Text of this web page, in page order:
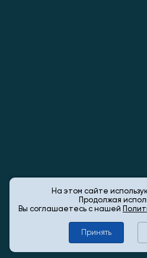
На этом сайте
Продолжая
Вы соглашаетесь с нашей
Принять